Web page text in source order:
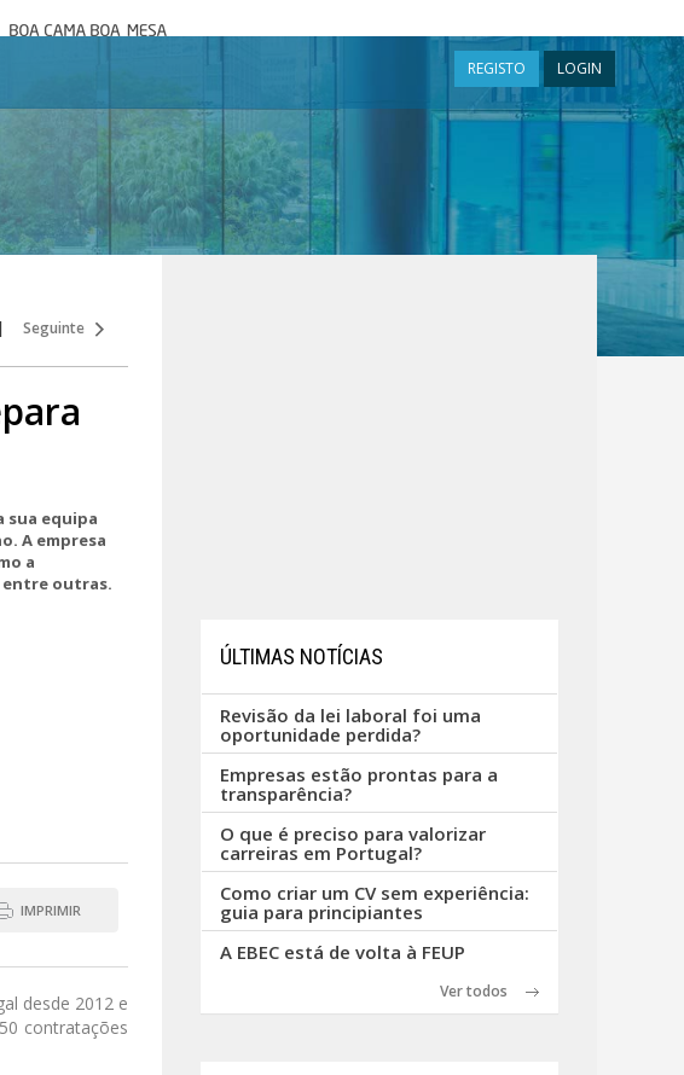
mesa
REGISTO LOGIN
Seguinte
sua equipa
A empresa
a
entre outras.
IMPRIMIR
desde 2012 e
contratações
ÚLTIMAS NOTÍCIAS
Revisão da lei laboral foi uma
oportunidade perdida?
Empresas estão prontas para a
transparência?
O que é preciso para valorizar
carreiras em Portugal?
Como criar um CV sem experiência:
guia para principiantes
A EBEC está de volta à FEUP
Ver todos